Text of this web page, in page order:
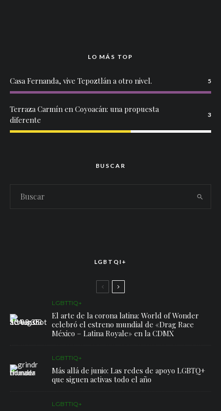
LO MÁS TOP
Casa Fernanda, vive Tepoztlán a otro nivel. 5
Terraza Carmín en Coyoacán: una propuesta
diferente
3
BUSCAR
LGBTQI+
LGBTTIQ+
El arte de la corona latina: World of Wonder
celebró el estreno mundial de «Drag Race
México – Latina Royale» en la CDMX
LGBTTIQ+
Más allá de junio: Las redes de apoyo LGBTQ+
que siguen activas todo el año
LGBTTIQ+